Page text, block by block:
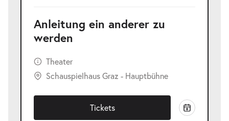
Anleitung ein anderer zu
werden
Theater
Schauspielhaus Graz - Hauptbühne
Tickets